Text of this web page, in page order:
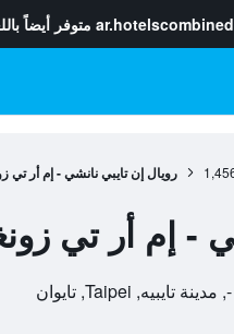
متوفر أيضاً
رويال إن تايبي نانشي - إم أر
- إم أر تي